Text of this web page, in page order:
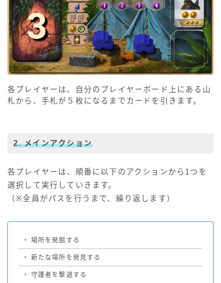
各プレイヤーは、自分のプレイヤーボード上にある山
札から、手札が５枚になるまでカードを引きます。
2. メインアクション
各プレイヤーは、順番に以下のアクションから1つを
選択して実行していきます。
（※全員がパスを行うまで、繰り返します）
・ 場所を発掘する
・ 新たな場所を発見する
・ 守護者を撃退する